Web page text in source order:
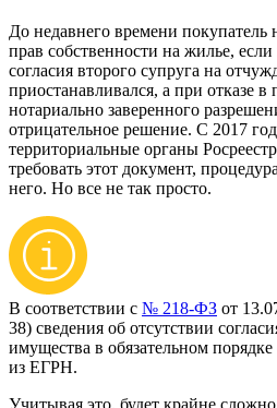
До недавнего времени покупатель
прав собственности на жилье,
согласия второго супруга на
приостанавливался, а при отказе в
нотариально заверенного
отрицательное решение. С 2017
территориальные органы
требовать этот документ,
него. Но все не так просто.
В соответствии с № 218-ФЗ от
38) сведения об отсутствии
имущества в обязательном
из ЕГРН.
Учитывая это, будет крайне